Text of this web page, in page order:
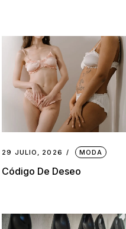
29 JULIO, 2026 MODA
Código De Deseo